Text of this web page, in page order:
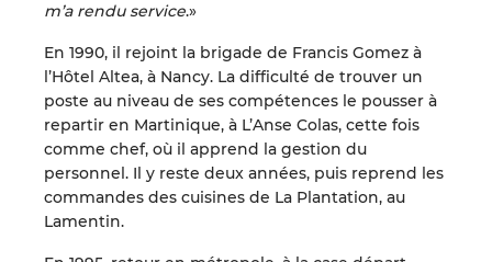
m’a rendu service.»
En 1990, il rejoint la brigade de Francis Gomez à
l’Hôtel Altea, à Nancy. La difficulté de trouver un
poste au niveau de ses compétences le pousser à
repartir en Martinique, à L’Anse Colas, cette fois
comme chef, où il apprend la gestion du
personnel. Il y reste deux années, puis reprend les
commandes des cuisines de La Plantation, au
Lamentin.